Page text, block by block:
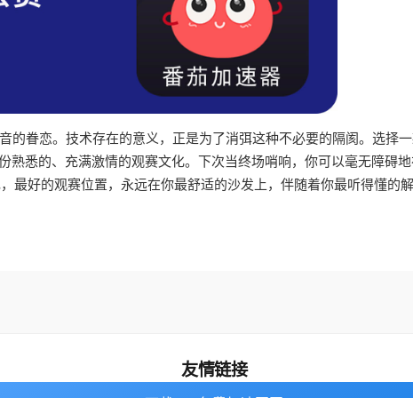
的眷恋。技术存在的意义，正是为了消弭这种不必要的隔阂。选择
熟悉的、充满激情的观赛文化。下次当终场哨响，你可以毫无障碍
最好的观赛位置，永远在你最舒适的沙发上，伴随着你最听得懂的
友情链接